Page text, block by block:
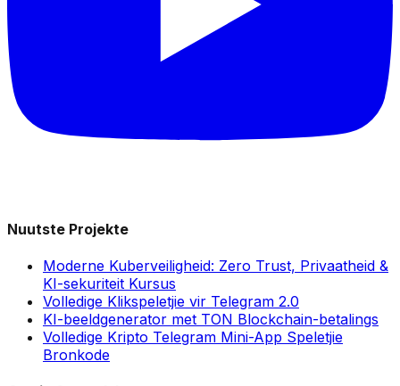
Nuutste Projekte
Moderne Kuberveiligheid: Zero Trust, Privaatheid &
KI-sekuriteit Kursus
Volledige Klikspeletjie vir Telegram 2.0
KI-beeldgenerator met TON Blockchain-betalings
Volledige Kripto Telegram Mini-App Speletjie
Bronkode